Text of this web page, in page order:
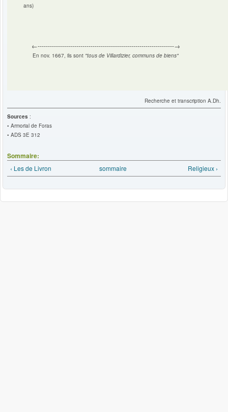
ans)
←-------------------------------------------------------------------→
En nov. 1667, ils sont "tous de Villardizier, communs de biens"
Recherche et transcription A.Dh.
Sources :
• Armorial de Foras
• ADS 3E 312
Sommaire:
‹ Les de Livron sommaire Religieux ›